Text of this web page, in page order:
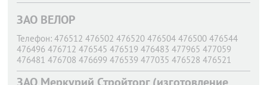
ЗАО ВЕЛОР
Телефон: 476512 476502 476520 476504 476500 476544
476496 476712 476545 476519 476483 477965 477059
476481 476708 476699 476539 477035 476528 476521
476482 476506 7 13 20 434074 476501 476578 476665
476873 476953 477596 477773 477827 477850 477883